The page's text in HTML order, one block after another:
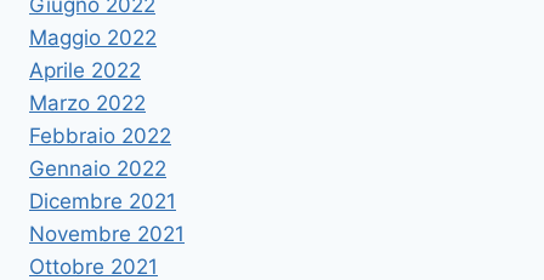
Maggio 2022
Aprile 2022
Marzo 2022
Febbraio 2022
Gennaio 2022
Dicembre 2021
Novembre 2021
Ottobre 2021